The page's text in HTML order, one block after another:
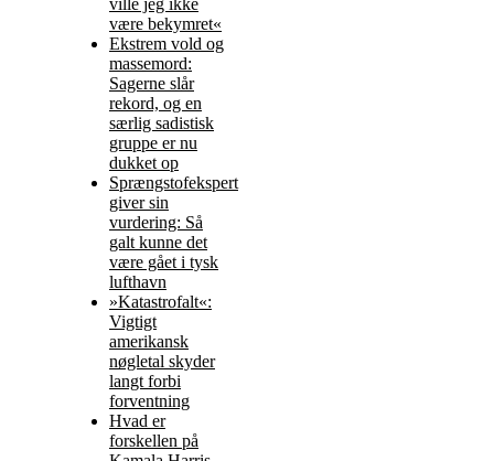
ville jeg ikke
være bekymret«
Ekstrem vold og
massemord:
Sagerne slår
rekord, og en
særlig sadistisk
gruppe er nu
dukket op
Sprængstofekspert
giver sin
vurdering: Så
galt kunne det
være gået i tysk
lufthavn
»Katastrofalt«:
Vigtigt
amerikansk
nøgletal skyder
langt forbi
forventning
Hvad er
forskellen på